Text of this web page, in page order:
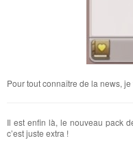
Pour tout connaître de la news,
Il est enfin là, le nouveau pack
c’est juste extra !